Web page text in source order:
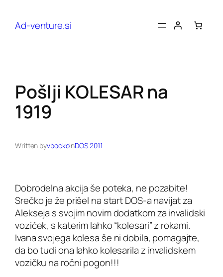
vsebino
Ad-venture.si
Pošlji KOLESAR na
1919
Written byvbockoinDOS 2011
Dobrodelna akcija še poteka, ne pozabite!
Srečko je že prišel na start DOS-a navijat za
Alekseja s svojim novim dodatkom za invalidski
voziček, s katerim lahko “kolesari” z rokami.
Ivana svojega kolesa še ni dobila, pomagajte,
da bo tudi ona lahko kolesarila z invalidskem
vozičku na ročni pogon!!!